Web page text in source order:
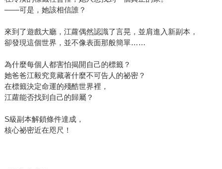
——可是，她該相信誰？
來到了遊戲大廳，江蘿偶然認識了言晃，並肩進入新副本，
卻發現這個世界，並不像表面那般簡單……
為什麼每個人都害怕揭開自己的標籤？
她爸爸江毅究竟藏著什麼不可告人的祕密？
在標籤決定命運的殘酷世界裡，
江蘿能否找到自己的歸屬？
S級副本解鎖條件達成，
核心祕密近在咫尺！